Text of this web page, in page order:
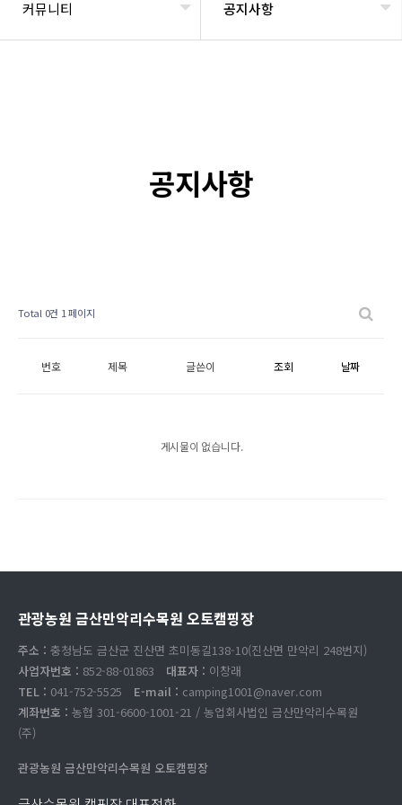
커뮤니티 공지사항
공지사항
Total 0건 1 페이지
번호 제목 글쓴이 조회 날짜
게시물이 없습니다.
관광농원 금산만악리수목원 오토캠핑장
주소 : 충청남도 금산군 진산면 초미동길138-10(진산면 만악리 248번지)
사업자번호 : 852-88-01863 대표자 : 이창래
TEL : 041-752-5525 E-mail : camping1001@naver.com
계좌번호 : 농협 301-6600-1001-21 / 농업회사법인 금산만악리수목원
(주)
관광농원 금산만악리수목원 오토캠핑장